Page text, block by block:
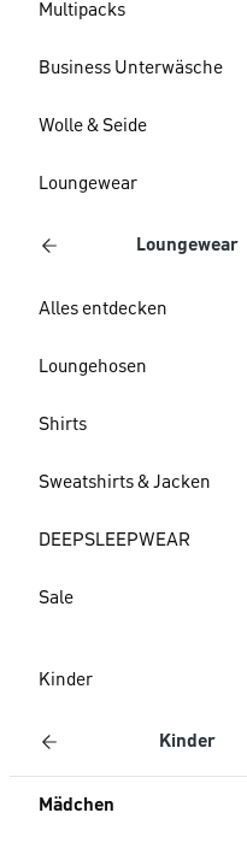
Multipacks
Business Unterwäsche
Wolle & Seide
Loungewear
Loungewear
Alles entdecken
Loungehosen
Shirts
Sweatshirts & Jacken
DEEPSLEEPWEAR
Sale
Kinder
Kinder
Mädchen